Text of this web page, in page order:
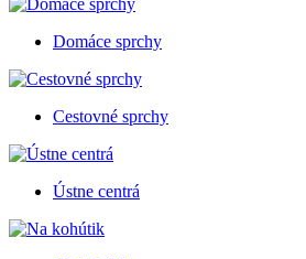
Domáce sprchy
Cestovné sprchy
Ústne centrá